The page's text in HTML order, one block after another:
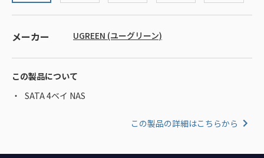
メーカー UGREEN (ユーグリーン)
この製品について
SATA 4ベイ NAS
この製品の詳細はこちらから